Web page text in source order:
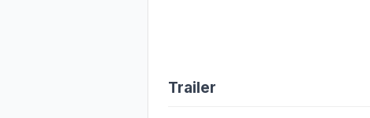
Trailer